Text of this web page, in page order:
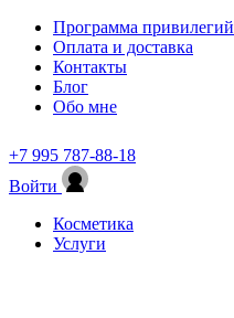
Программа привилегий
Оплата и доставка
Контакты
Блог
Обо мне
+7 995 787-88-18
Войти
Косметика
Услуги